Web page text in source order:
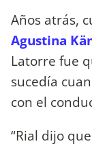
Años atrás,
Agustina
Latorre fue
sucedía
con el
“Rial dijo